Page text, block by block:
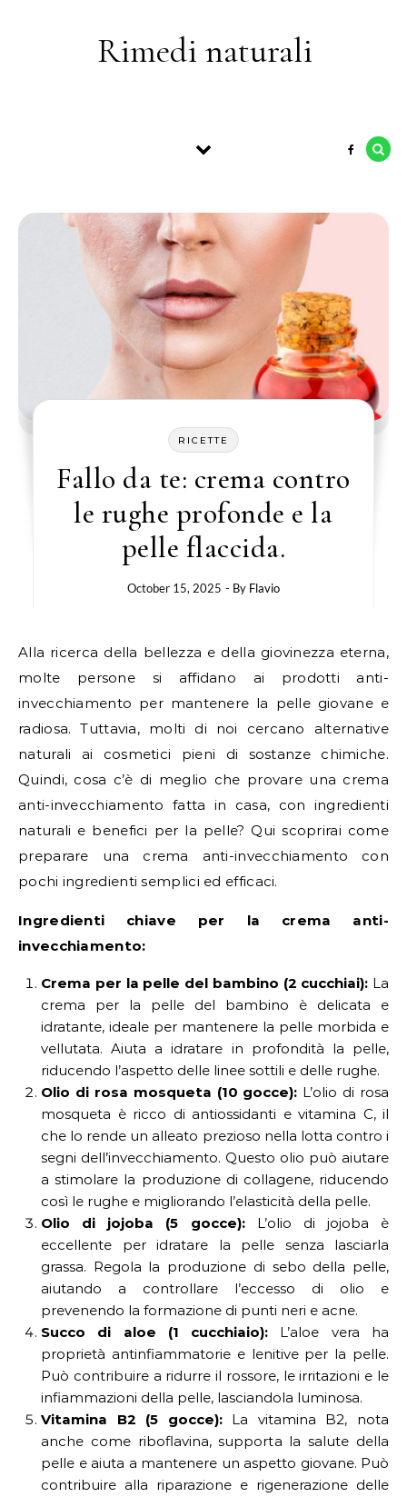
Rimedi naturali
RICETTE
Fallo da te: crema contro
le rughe profonde e la
pelle flaccida.
October 15, 2025 - By Flavio
Alla ricerca della bellezza e della giovinezza eterna,
molte persone si affidano ai prodotti anti-
invecchiamento per mantenere la pelle giovane e
radiosa. Tuttavia, molti di noi cercano alternative
naturali ai cosmetici pieni di sostanze chimiche.
Quindi, cosa c’è di meglio che provare una crema
anti-invecchiamento fatta in casa, con ingredienti
naturali e benefici per la pelle? Qui scoprirai come
preparare una crema anti-invecchiamento con
pochi ingredienti semplici ed efficaci.
Ingredienti chiave per la crema anti-
invecchiamento:
Crema per la pelle del bambino (2 cucchiai): La
crema per la pelle del bambino è delicata e
idratante, ideale per mantenere la pelle morbida e
vellutata. Aiuta a idratare in profondità la pelle,
riducendo l’aspetto delle linee sottili e delle rughe.
Olio di rosa mosqueta (10 gocce): L’olio di rosa
mosqueta è ricco di antiossidanti e vitamina C, il
che lo rende un alleato prezioso nella lotta contro i
segni dell’invecchiamento. Questo olio può aiutare
a stimolare la produzione di collagene, riducendo
così le rughe e migliorando l’elasticità della pelle.
Olio di jojoba (5 gocce):L’olio di jojoba è
eccellente per idratare la pelle senza lasciarla
grassa. Regola la produzione di sebo della pelle,
aiutando a controllare l’eccesso di olio e
prevenendo la formazione di punti neri e acne.
Succo di aloe (1 cucchiaio): L’aloe vera ha
proprietà antinfiammatorie e lenitive per la pelle.
Può contribuire a ridurre il rossore, le irritazioni e le
infiammazioni della pelle, lasciandola luminosa.
Vitamina B2 (5 gocce):La vitamina B2, nota
anche come riboflavina, supporta la salute della
pelle e aiuta a mantenere un aspetto giovane. Può
contribuire alla riparazione e rigenerazione delle